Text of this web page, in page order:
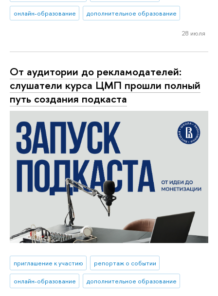
онлайн-образование дополнительное образование
28 июля
От аудитории до рекламодателей:
слушатели курса ЦМП прошли полный
путь создания подкаста
приглашение к участию репортаж о событии
онлайн-образование дополнительное образование